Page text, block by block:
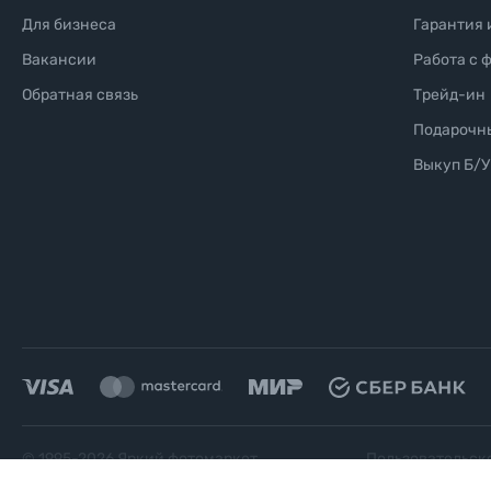
Для бизнеса
Вакансии
Обратная связь
Гарантия
Работа с
Трейд-ин
Выкуп Б/
© 1995-2026Яркий фотомаркет